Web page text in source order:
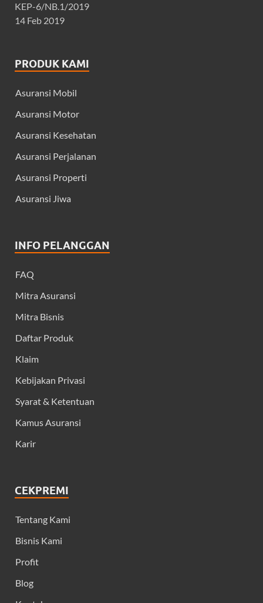
KEP-6/NB.1/2019
14 Feb 2019
PRODUK KAMI
Asuransi Mobil
Asuransi Motor
Asuransi Kesehatan
Asuransi Perjalanan
Asuransi Properti
Asuransi Jiwa
INFO PELANGGAN
FAQ
Mitra Asuransi
Mitra Bisnis
Daftar Produk
Klaim
Kebijakan Privasi
Syarat & Ketentuan
Kamus Asuransi
Karir
CEKPREMI
Tentang Kami
Bisnis Kami
Profit
Blog